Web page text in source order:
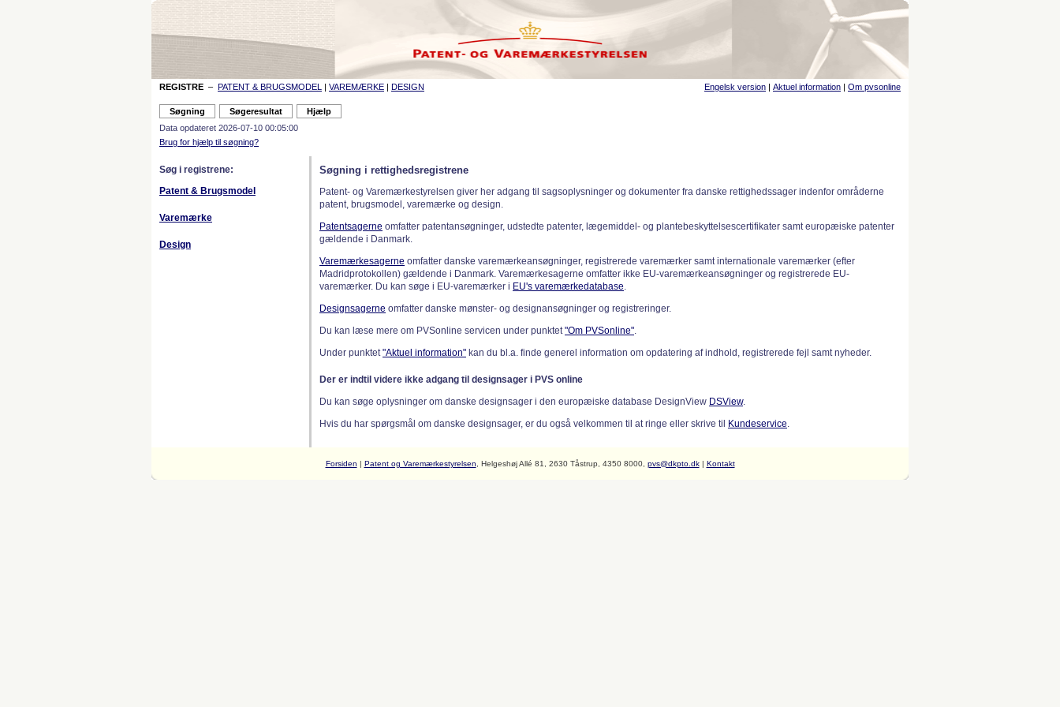
REGISTRE – PATENT & BRUGSMODEL | VAREMÆRKE | DESIGN Engelsk version | Aktuel information | Om pvsonline
Data opdateret 2026-07-10 00:05:00
Brug for hjælp til søgning?
Søg i registrene:
Patent & Brugsmodel
Varemærke
Design
Søgning i rettighedsregistrene
Patent- og Varemærkestyrelsen giver her adgang til sagsoplysninger og dokumenter fra danske rettighedssager indenfor områderne
patent, brugsmodel, varemærke og design.
Patentsagerne omfatter patentansøgninger, udstedte patenter, lægemiddel- og plantebeskyttelsescertifikater samt europæiske patenter
gældende i Danmark.
Varemærkesagerne omfatter danske varemærkeansøgninger, registrerede varemærker samt internationale varemærker (efter
Madridprotokollen) gældende i Danmark. Varemærkesagerne omfatter ikke EU-varemærkeansøgninger og registrerede EU-
varemærker. Du kan søge i EU-varemærker i EU's varemærkedatabase.
Designsagerne omfatter danske mønster- og designansøgninger og registreringer.
Du kan læse mere om PVSonline servicen under punktet"Om PVSonline".
Under punktet"Aktuel information" kan du bl.a. finde generel information om opdatering af indhold, registrerede fejl samt nyheder.
Der er indtil videre ikke adgang til designsager i PVS online
Du kan søge oplysninger om danske designsager i den europæiske database DesignView DSView.
Hvis du har spørgsmål om danske designsager, er du også velkommen til at ringe eller skrive til
Kundeservice.
Forsiden | Patent og Varemærkestyrelsen , Helgeshøj Allé 81, 2630 Tåstrup, 4350 8000, pvs@dkpto.dk| Kontakt